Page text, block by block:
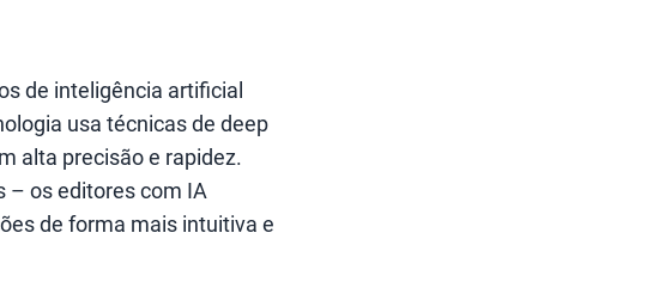
de inteligência artificial
usa técnicas de deep
alta precisão e rapidez.
– os editores com IA
de forma mais intuitiva e